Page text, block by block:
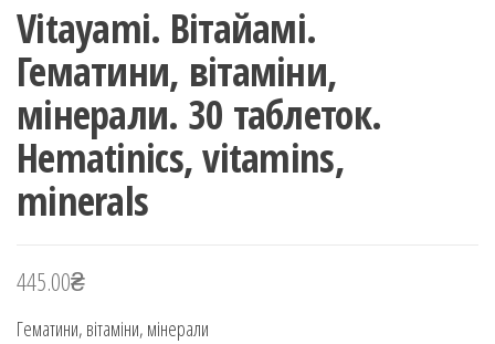
Vitayami. Вітайамі.
Гематини, вітаміни,
мінерали. 30 таблеток.
Hematinics, vitamins,
minerals
445.00₴
Гематини, вітаміни, мінерали